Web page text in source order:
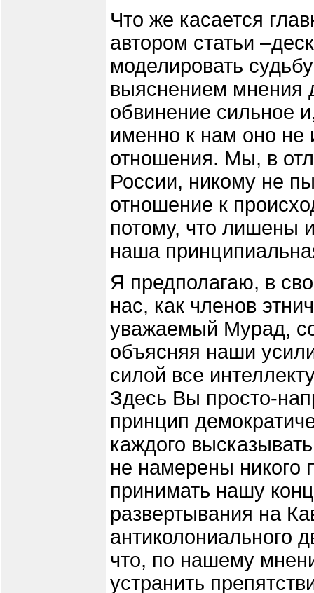
Что же касается
автором статьи
моделировать
выяснением мнения
обвинение сильное
именно к нам оно не
отношения. Мы, в
России, никому не
отношение к
потому, что лишены
наша
Я предполагаю, в
нас, как членов
уважаемый Мурад,
объясняя наши
силой все
Здесь Вы просто-
принцип
каждого
не намерены никого
принимать нашу
развертывания на
антиколониального
что, по нашему
устранить